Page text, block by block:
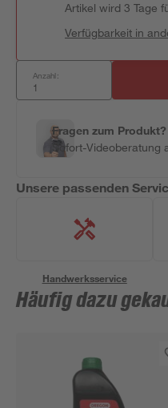
Artikel wird 3 Tage
Verfügbarkeit in
Anzahl:
Fragen zum Produkt?
Sofort-Videoberatung
Unsere passenden
Handwerksservice
Häufig dazu